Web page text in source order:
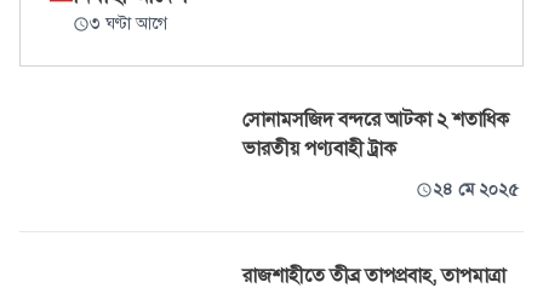
৩ ঘণ্টা আগে
সোনামসজিদ বন্দরে আটকা ২ শতাধিক
ভারতীয় পণ্যবাহী ট্রাক
২৪ মে ২০২৫
রাজশাহীতে তীব্র তাপপ্রবাহ, তাপমাত্রা